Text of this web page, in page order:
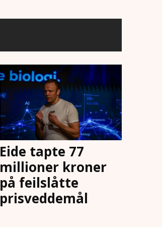
Eide tapte 77
millioner kroner
på feilslåtte
prisveddemål